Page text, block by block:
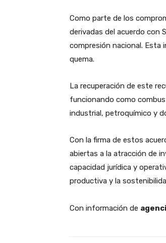
​Como parte de los
derivadas del acuerdo con
compresión nacional. Esta
quema.
​La recuperación de este
funcionando como
industrial, petroquímico y
​Con la firma de estos
abiertas a la atracción de
capacidad jurídica y
productiva y la
Con información de